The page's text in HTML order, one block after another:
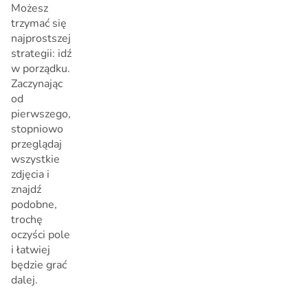
Możesz
trzymać się
najprostszej
strategii: idź
w porządku.
Zaczynając
od
pierwszego,
stopniowo
przeglądaj
wszystkie
zdjęcia i
znajdź
podobne,
trochę
oczyści pole
i łatwiej
będzie grać
dalej.